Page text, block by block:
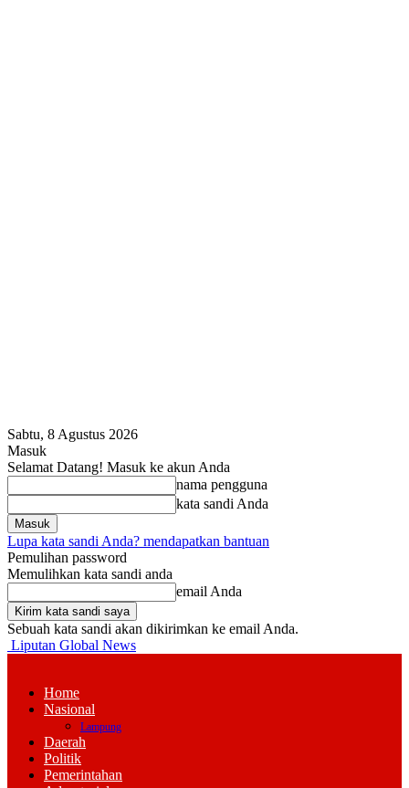
Sabtu, 8 Agustus 2026
Masuk
Selamat Datang! Masuk ke akun Anda
nama pengguna
kata sandi Anda
Lupa kata sandi Anda? mendapatkan bantuan
Pemulihan password
Memulihkan kata sandi anda
email Anda
Sebuah kata sandi akan dikirimkan ke email Anda.
Liputan Global News
Home
Nasional
Lampung
Daerah
Politik
Pemerintahan